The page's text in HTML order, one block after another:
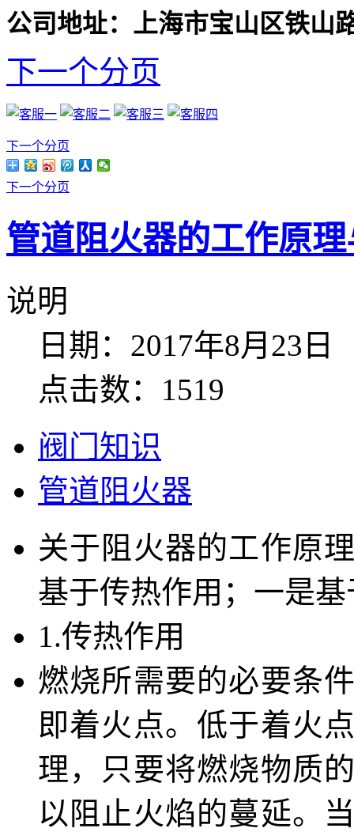
公司地址：上海市宝山区铁山
下一个分页
下一个分页
下一个分页
管道阻火器的工作原
说明
日期：2017年8月23日
点击数：1519
阀门知识
管道阻火器
关于阻火器的工作原
基于传热作用；一是
1.传热作用
燃烧所需要的必要条
即着火点。低于着火
理，只要将燃烧物质
以阻止火焰的蔓延。